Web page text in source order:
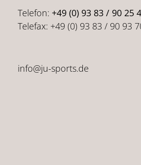
Telefon: +49 (0) 93 83 / 90 25
Telefax: +49 (0) 93 83 / 90 93
info@ju-sports.de